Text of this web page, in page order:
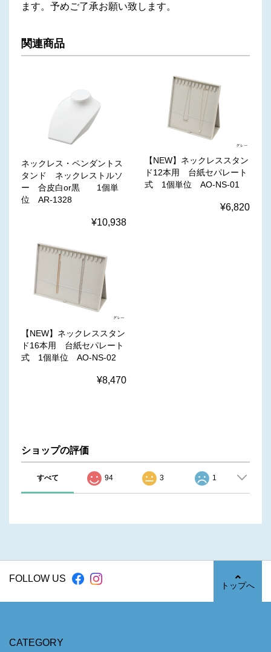
ます。予めご了承お願い致します。
関連商品
ネックレス・ペンダントス
タンド ネックレストルソ
ー 合皮白or黒 1個単
位 AR-1328
¥10,938
【NEW】ネックレススタン
ド12本用 台紙セパレート
式 1個単位 AO-NS-01
¥6,820
【NEW】ネックレススタン
ド16本用 台紙セパレート
式 1個単位 AO-NS-02
¥8,470
ショップの評価
すべて 94 3 1
FOLLOW US
トップへ
CATEGORY